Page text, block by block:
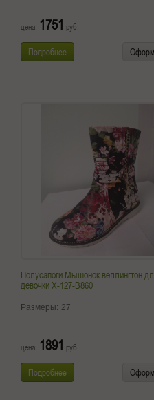
цена: 1751 руб.
Подробнее
Полусапоги Мышонок веллингтон
девочки X-127-B860
Размеры: 27
цена: 1891 руб.
Подробнее